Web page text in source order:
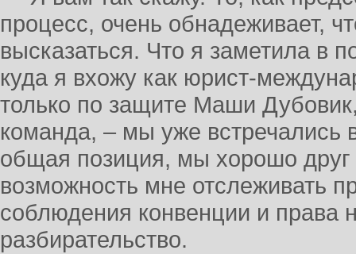
процесс, очень обнадеживает,
высказаться. Что я заметила в
куда я вхожу как юрист-
только по защите Маши
команда, – мы уже встречались
общая позиция, мы хорошо
возможность мне отслеживать
соблюдения конвенции и права
разбирательство.